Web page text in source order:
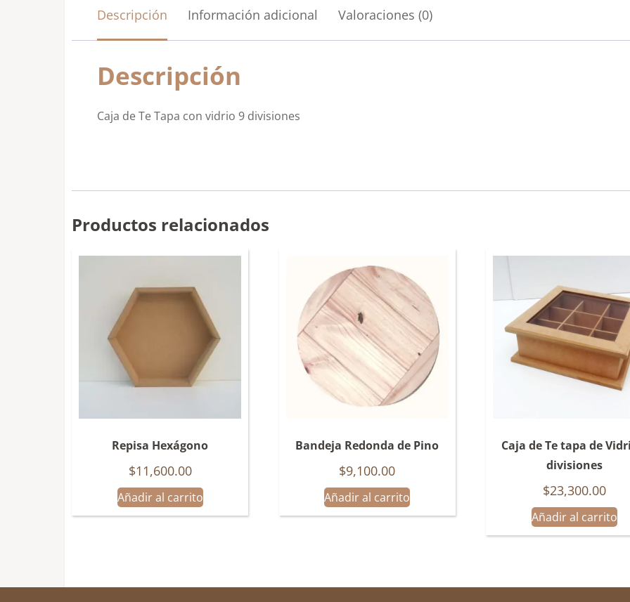
Descripción Información adicional Valoraciones (0)
Descripción
Caja de Te Tapa con vidrio 9 divisiones
Productos relacionados
Repisa Hexágono
$11,600.00
Añadir al carrito
Bandeja Redonda de Pino
$9,100.00
Añadir al carrito
Caja de Te tapa de
divisiones
$23,300.00
Añadir al carrito